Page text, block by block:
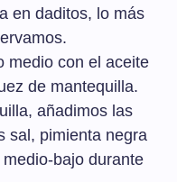
en daditos, lo más
medio con el aceite
de mantequilla.
añadimos las
sal, pimienta negra
bajo durante